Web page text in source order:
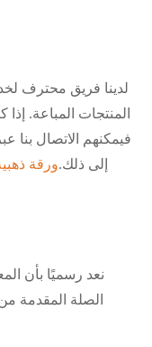
لدينا فريق محترف
المنتجات المباعة.
فيمكنهم الاتصال بنا
إلى ذلك.ورقة
نعد رسميًا بأن
الصلة المقدمة